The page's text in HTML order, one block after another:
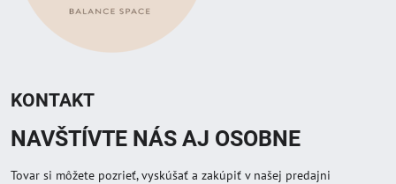
KONTAKT
NAVŠTÍVTE NÁS AJ OSOBNE
Tovar si môžete pozrieť, vyskúšať a zakúpiť v našej predajni